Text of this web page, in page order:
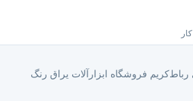
فروشگاه ابزارآلات یراق رنگ